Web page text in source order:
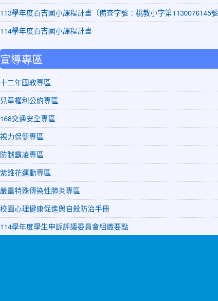
113學年度百吉國小課程計畫（備查字號：桃教小字第1130076145
114學年度百吉國小課程計畫
宣導專區
十二年國教專區
兒童權利公約專區
168交通安全專區
視力保健專區
防制霸凌專區
紫錐花運動專區
嚴重特殊傳染性肺炎專區
校園心理健康促進與自殺防治手冊
114學年度學生申訴評議委員會組織要點